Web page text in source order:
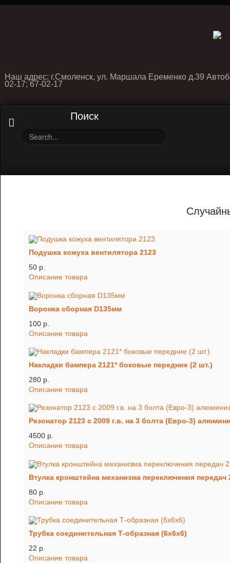
Наш адрес: г.Смоленск, ул. Маршала Еременко д.39
02-17; 67-02-17
Поиск
Подушка кожуха вентилятора 2123
50 p.
Описание товара
Воронка сборная D135мм
100 p.
Описание товара
Накладки бампера 2121* боковые передние (2 шт.)
280 p.
Описание товара
Резонатор 2123 с 2009 г.в. на 3 болта (Евро-3)
4500 p.
Описание товара
Втулка кронштейна механизма переключения передач
80 p.
Описание товара
Трубка соединительная Т-образная (6х6х6)
22 p.
Описание товара